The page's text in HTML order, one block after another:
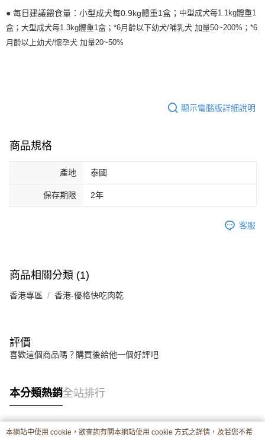
● 每日建議餵食量： 小型成犬每0.9kg體重1盒； 中型成犬每1.1kg體重1
盒； 大型成犬每1.3kg體重1盒； *6月齡以下幼犬/哺乳犬 加量50~200%； *6
月齡以上幼犬/懷孕犬 加量20~50%
顯示電腦版詳細說明
商品規格
產地 泰國
保存期限 2年
客服
商品相關分類 (1)
香港專區 香港-優格快吃肉乾
評價
喜歡這個商品嗎？購買後給他一個好評吧
本分類熱銷全站排行
本網站中使用 cookie，欲查詢有關本網站使用 cookie 方式之詳情，及若您不希